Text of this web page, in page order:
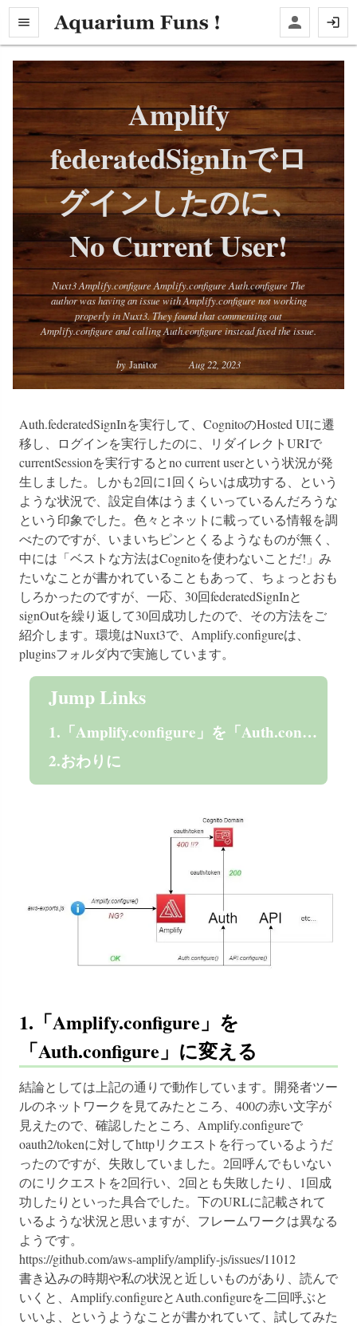
Amplify
federatedSignInでロ
グインしたのに、
No Current User!
Nuxt3 Amplify.configure Amplify.configure Auth.configure The
author was having an issue with Amplify.configure not working
properly in Nuxt3. They found that commenting out
Amplify.configure and calling Auth.configure instead fixed the issue.
byJanitor Aug 22, 2023
Auth.federatedSignInを実行して、CognitoのHosted UIに遷
移し、ログインを実行したのに、リダイレクトURIで
currentSessionを実行するとno current userという状況が発
生しました。しかも2回に1回くらいは成功する、という
ような状況で、設定自体はうまくいっているんだろうな
という印象でした。色々とネットに載っている情報を調
べたのですが、いまいちピンとくるようなものが無く、
中には「ベストな方法はCognitoを使わないことだ!」み
たいなことが書かれていることもあって、ちょっとおも
しろかったのですが、一応、30回federatedSignInと
signOutを繰り返して30回成功したので、その方法をご
紹介します。環境はNuxt3で、Amplify.configureは、
pluginsフォルダ内で実施しています。
Jump Links
1.「Amplify.configure」を「Auth.configure」に変える
2.おわりに
1.「Amplify.configure」を
「Auth.configure」に変える
結論としては上記の通りで動作しています。開発者ツー
ルのネットワークを見てみたところ、400の赤い文字が
見えたので、確認したところ、Amplify.configureで
oauth2/tokenに対してhttpリクエストを行っているようだ
ったのですが、失敗していました。2回呼んでもいない
のにリクエストを2回行い、2回とも失敗したり、1回成
功したりといった具合でした。下のURLに記載されて
いるような状況と思いますが、フレームワークは異なる
ようです。
https://github.com/aws-amplify/amplify-js/issues/11012
書き込みの時期や私の状況と近しいものがあり、読んで
いくと、Amplify.configureとAuth.configureを二回呼ぶと
いいよ、というようなことが書かれていて、試してみた